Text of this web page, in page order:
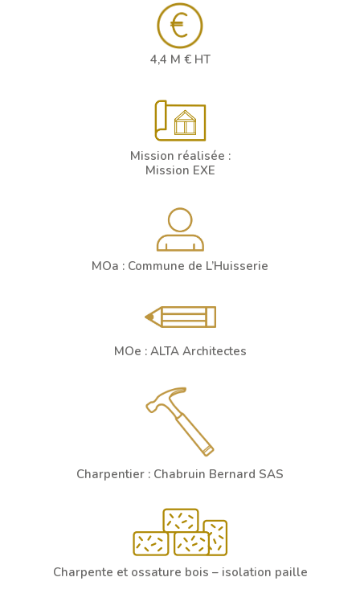
4,4 M € HT
Mission réalisée :
Mission EXE
MOa : Commune de L’Huisserie
MOe : ALTA Architectes
Charpentier : Chabruin Bernard SAS
Charpente et ossature bois – isolation paille